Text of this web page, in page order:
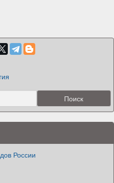
России